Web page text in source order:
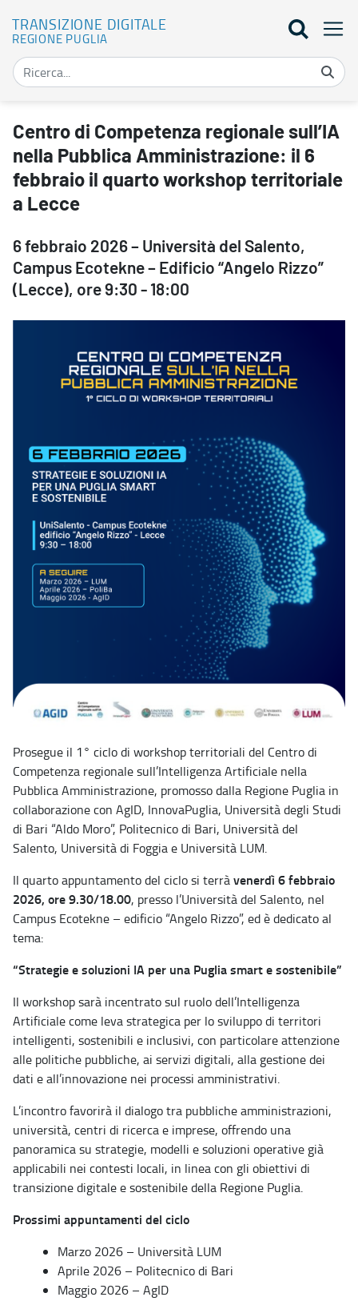
TRANSIZIONE DIGITALE
REGIONE PUGLIA
Centro di Competenza regionale sull’IA nella Pubblica
Centro di Competenza regionale sull’IA
nella Pubblica Amministrazione: il 6
febbraio il quarto workshop territoriale
a Lecce
6 febbraio 2026 – Università del Salento,
Campus Ecotekne – Edificio “Angelo Rizzo”
(Lecce), ore 9:30 - 18:00
Prosegue il 1° ciclo di workshop territoriali del Centro di
Competenza regionale sull’Intelligenza Artificiale nella
Pubblica Amministrazione, promosso dalla Regione Puglia in
collaborazione con AgID, InnovaPuglia, Università degli Studi
di Bari “Aldo Moro”, Politecnico di Bari, Università del
Salento, Università di Foggia e Università LUM.
Il quarto appuntamento del ciclo si terràvenerdì 6 febbraio
2026, ore 9.30/18.00, presso l’Università del Salento, nel
Campus Ecotekne – edificio “Angelo Rizzo”, ed è dedicato al
tema:
“Strategie e soluzioni IA per una Puglia smart e sostenibile”
Il workshop sarà incentrato sul ruolo dell’Intelligenza
Artificiale come leva strategica per lo sviluppo di territori
intelligenti, sostenibili e inclusivi, con particolare attenzione
alle politiche pubbliche, ai servizi digitali, alla gestione dei
dati e all’innovazione nei processi amministrativi.
L’incontro favorirà il dialogo tra pubbliche amministrazioni,
università, centri di ricerca e imprese, offrendo una
panoramica su strategie, modelli e soluzioni operative già
applicabili nei contesti locali, in linea con gli obiettivi di
transizione digitale e sostenibile della Regione Puglia.
Prossimi appuntamenti del ciclo
Marzo 2026 – Università LUM
Aprile 2026 – Politecnico di Bari
Maggio 2026 – AgID